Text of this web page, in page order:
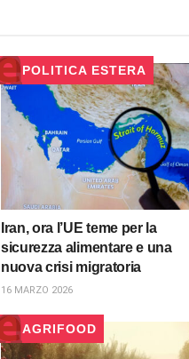
POLITICA ESTERA
Iran, ora l’UE teme per la
sicurezza alimentare e una
nuova crisi migratoria
16 MARZO 2026
AGRIFOOD